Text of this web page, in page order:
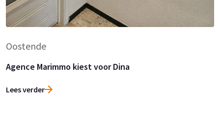
Oostende
Agence Marimmo kiest voor Dina
Lees verder